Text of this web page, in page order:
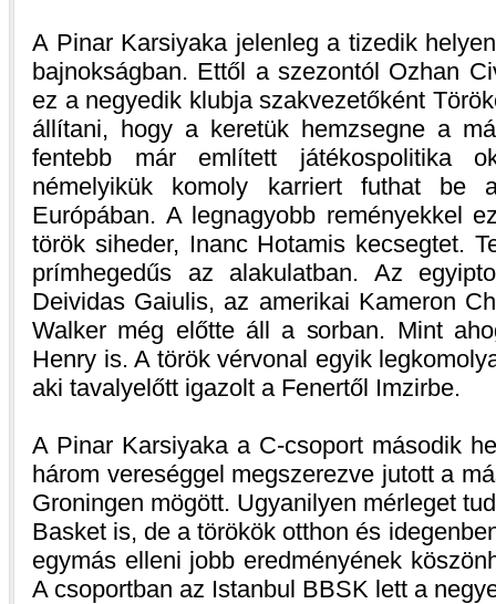
A Pinar Karsiyaka jelenleg a tizedik
bajnokságban. Ettől a szezontól Ozhan
ez a negyedik klubja szakvezetőként
állítani, hogy a keretük hemzsegne a
fentebb már említett játékospolitika
némelyikük komoly karriert futhat be
Európában. A legnagyobb reményekkel
török siheder, Inanc Hotamis kecsegtet.
prímhegedűs az alakulatban. Az
Deividas Gaiulis, az amerikai Kameron
Walker még előtte áll a sorban. Mint
Henry is. A török vérvonal egyik
aki tavalyelőtt igazolt a Fenertől Imzirbe.
A Pinar Karsiyaka a C-csoport második
három vereséggel megszerezve jutott a
Groningen mögött. Ugyanilyen mérleget
Basket is, de a törökök otthon és
egymás elleni jobb eredményének
A csoportban az Istanbul BBSK lett a